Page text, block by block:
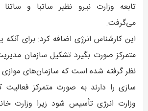
تابعه وزارت نیرو نظیر ساتبا و
می‌گرفت.
این کارشناس انرژی اضافه کرد: برای
متمرکز صورت بگیرد تشکیل سازمان
نظر گرفته شده است که سازمان‌های موازی
سازی را دارند به صورت متمرکز
وزارت انرژی تأسیس شود زیرا وزارت